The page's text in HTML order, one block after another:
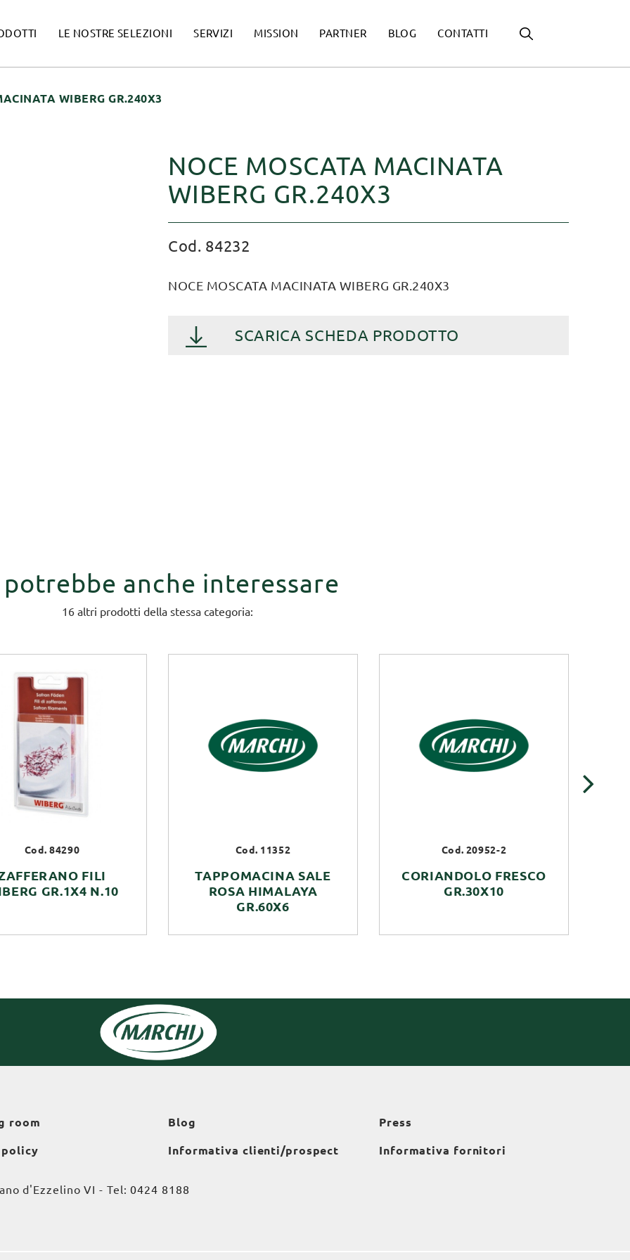
LE NOSTRE SELEZIONI SERVIZI MISSION PARTNER BLOG CONTATTI
WIBERG GR.240X3
NOCE MOSCATA MACINATA
WIBERG GR.240X3
Cod. 84232
NOCE MOSCATA MACINATA WIBERG GR.240X3
SCARICA SCHEDA PRODOTTO
potrebbe anche interessare
16 altri prodotti della stessa categoria:
Cod. 84290
FILI
GR.1X4 N.10
Cod. 11352
TAPPOMACINA SALE
ROSA HIMALAYA
GR.60X6
Cod. 20952-2
CORIANDOLO FRESCO
GR.30X10
room
policy
Blog
Informativa clienti/prospect
Press
Informativa fornitori
d'Ezzelino VI - Tel:0424 8188